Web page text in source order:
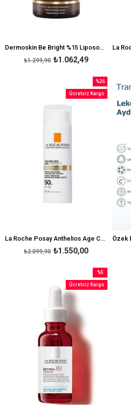
Dermoskin Be Bright %15 Liposomal Vitamin C Complex Serum
₺1.062,49
₺1.299,90
La Roche Posay Anthelios Age Correct Spf50 50 ml
₺1.550,00
₺2.099,90
%26
İndirim
%26İndirim
Ücretsiz Kargo
%5
İndirim
Ücretsiz Kargo